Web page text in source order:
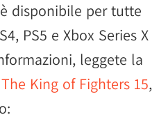
disponibile per tutte
PS5 e Xbox Series X
leggete la
King of Fighters 15,